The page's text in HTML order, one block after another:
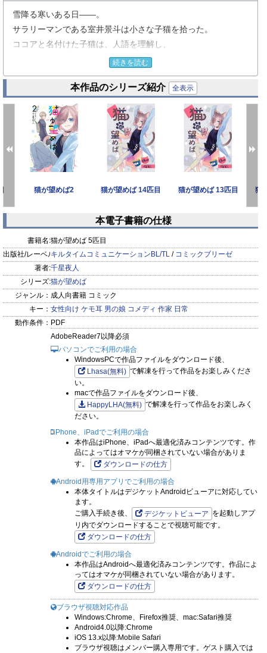
雪降る寒いある日――。
サラリーマンである室井景斗は小さな子猫を拾った。
ココアと名付けた子猫は、人語を理解し、
人間と全く同じものを口にする変わった猫で――？
そんなココアがある日突然ケモミミの生えた人間に！？
大好きな飼い主の為に頑張るココアと
可愛いココアに理性を崩されそうなオカン系男子の景斗が繰り
広げる
ゆるゆる日常ファンタジー！
続きを読む
本作品のシリーズ紹介 全表示
猫が望めば2 猫が望めば 14匹目 猫が望めば 13匹目 猫
prev next
本電子書籍の仕様
書籍名:猫が望めば 5匹目
出版社/レーベル:キルタイムコミュニケーションBL/TL / コミックブリーゼ
著者:千星夜人
シリーズ:猫が望めば
ジャンル： 成人向書籍 コミック
キー： 女性向け ケモ耳 男の娘 コメディ 作家 日常
動作条件： PDF
AdobeReader7以降必須
パソコンでご利用の場合
WindowsPCで作品ファイルをダウンロード後、
Lhasa(無料) で解凍を行って作品をお楽しみくださ
い。
macで作品ファイルをダウンロード後、
HappyLHA(無料) で解凍を行って作品をお楽しみく
ださい。
iPhone、iPadでご利用の場合
本作品はiPhone、iPadへ最適化済みコンテンツです。作
品によってはオマケが同梱されていない場合がありま
す。
ダウンロードの仕方
Android用専用アプリでご利用の場合
本体タイトルはデジケットAndroidビューアに対応してい
ます。
ご購入手続き後、
デジケットビューア を起動しアプ
リ内でダウンロードすることで視聴可能です。
ダウンロードの仕方
Androidでご利用の場合
本作品はAndroidへ最適化済みコンテンツです。作品によ
ってはオマケが同梱されていない場合があります。
ダウンロードの仕方
ブラウザ視聴対応作品
Windows:Chrome、Firefox推奨、mac:Safari推奨
Android4.0以降:Chrome
iOS 13.x以降:Mobile Safari
ブラウザ視聴はメンバー購入専用です。ゲスト購入では